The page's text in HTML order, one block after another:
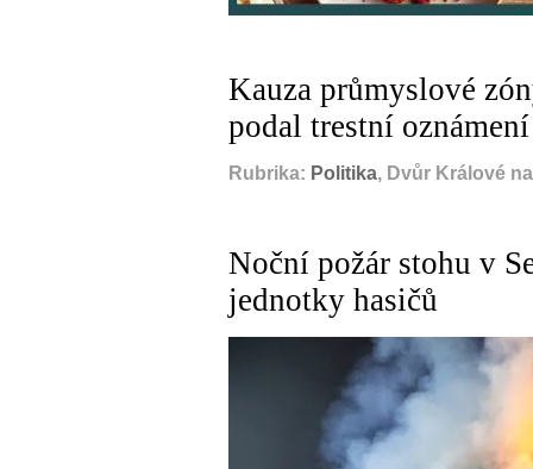
Kauza průmyslové
podal trestní oznámení
Rubrika: Politika, Dvůr Králové
Noční požár stohu v
jednotky hasičů